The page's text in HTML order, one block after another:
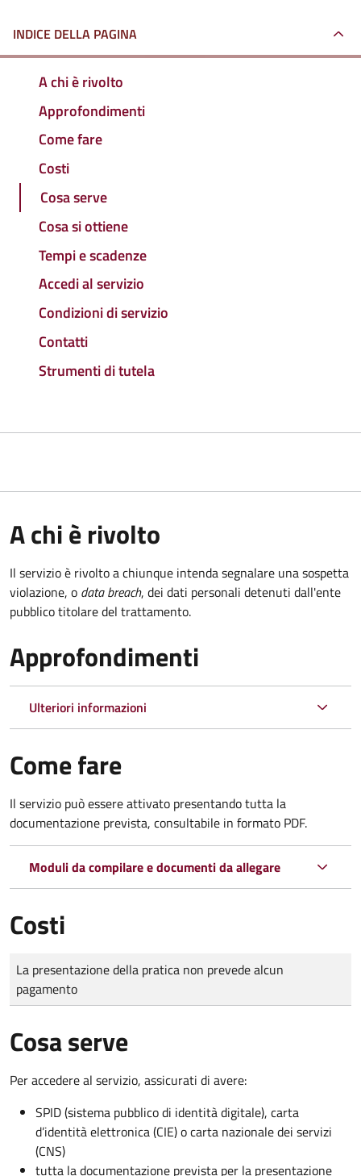
INDICE DELLA PAGINA
A chi è rivolto
Approfondimenti
Come fare
Costi
Cosa serve
Cosa si ottiene
Tempi e scadenze
Accedi al servizio
Condizioni di servizio
Contatti
Strumenti di tutela
A chi è rivolto
Il servizio è rivolto a chiunque intenda segnalare una sospetta
violazione, o data breach, dei dati personali detenuti dall'ente
pubblico titolare del trattamento.
Approfondimenti
Ulteriori informazioni
Come fare
Il servizio può essere attivato presentando tutta la
documentazione prevista, consultabile in formato PDF.
Moduli da compilare e documenti da allegare
Costi
Tipo di pagamento
Importo
La presentazione della pratica non prevede alcun
pagamento
Cosa serve
Per accedere al servizio, assicurati di avere:
SPID (sistema pubblico di identità digitale), carta
d’identità elettronica (CIE) o carta nazionale dei servizi
(CNS)
tutta la documentazione prevista per la presentazione